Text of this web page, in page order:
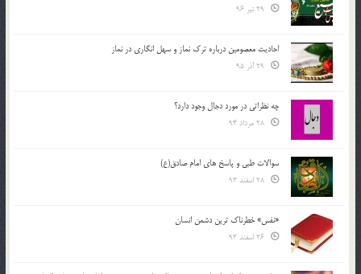
احادیث معصومین درباره ترک نماز و سهل انگاری در نماز
چه نظراتی در مورد دجال وجود دارد؟
سوالات طبی و پاسخ های امام صادق(ع)
«نفس» خطرناک ترین دشمن انسان